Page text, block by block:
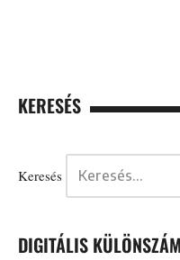
KERESÉS
Keresés
DIGITÁLIS KÜLÖNSZÁM